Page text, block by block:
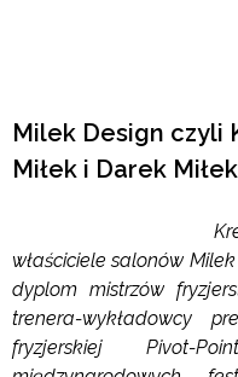
Milek Design czyli
Miłek i Darek Miłek
właściciele salonów
dyplom mistrzów
trenera-wykładowcy
fryzjerskiej Pivot-